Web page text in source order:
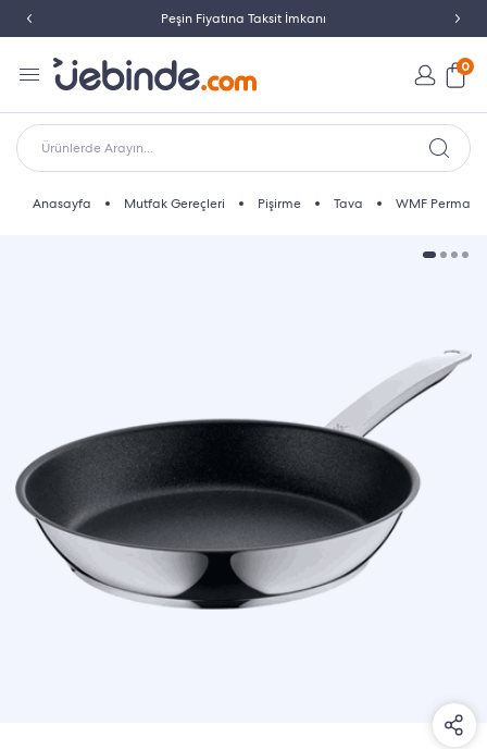
Peşin Fiyatına Taksit İmkanı
0
Ürünlerde Arayın...
Anasayfa Mutfak Gereçleri Pişirme Tava WMF